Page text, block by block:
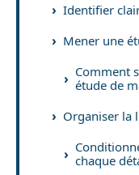
Identifier
Mener une
Comment
étude de
Organiser la
chaque